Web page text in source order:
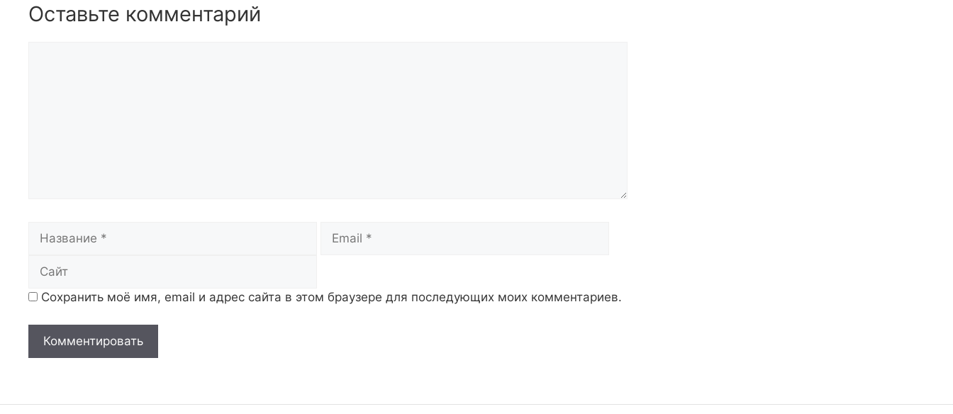
Оставьте комментарий
Название Email
Сохранить моё имя, email и адрес сайта в этом браузере для последующих моих комментариев.